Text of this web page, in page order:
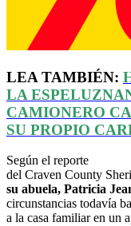
LEA TAMBIÉN:
LA
CAMIONERO
SU PROPIO
Según el reporte
del Craven County
su abuela, Patricia
circunstancias todavía
a la casa familiar en un